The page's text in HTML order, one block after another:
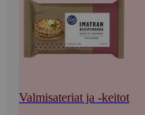
Valmisateriat ja -keitot